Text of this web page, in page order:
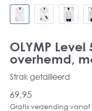
OLYMP
overhemd,
Strak getailleerd
69,95
Gratis verzending vanaf